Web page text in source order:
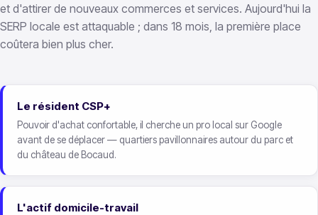
et d'attirer de nouveaux commerces et services. Aujourd'hui la
SERP locale est attaquable ; dans 18 mois, la première place
coûtera bien plus cher.
Le résident CSP+
Pouvoir d'achat confortable, il cherche un pro local sur Google
avant de se déplacer — quartiers pavillonnaires autour du parc et
du château de Bocaud.
L'actif domicile-travail